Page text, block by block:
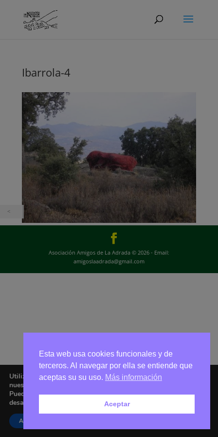
Ibarrola-4
Asociación Amigos de La Adrada © 2026 - Email:
amigoslaadrada@gmail.com
Utilizamos cookies para ofrecerte la mejor experiencia en
nuestra web.
Puedes aprender más sobre qué cookies utilizamos o
desactivarlas en los
Aceptar
Esta web usa cookies funcionales y de
terceros. Al navegar por ella se entiende que
aceptas su su uso. Más información
Aceptar